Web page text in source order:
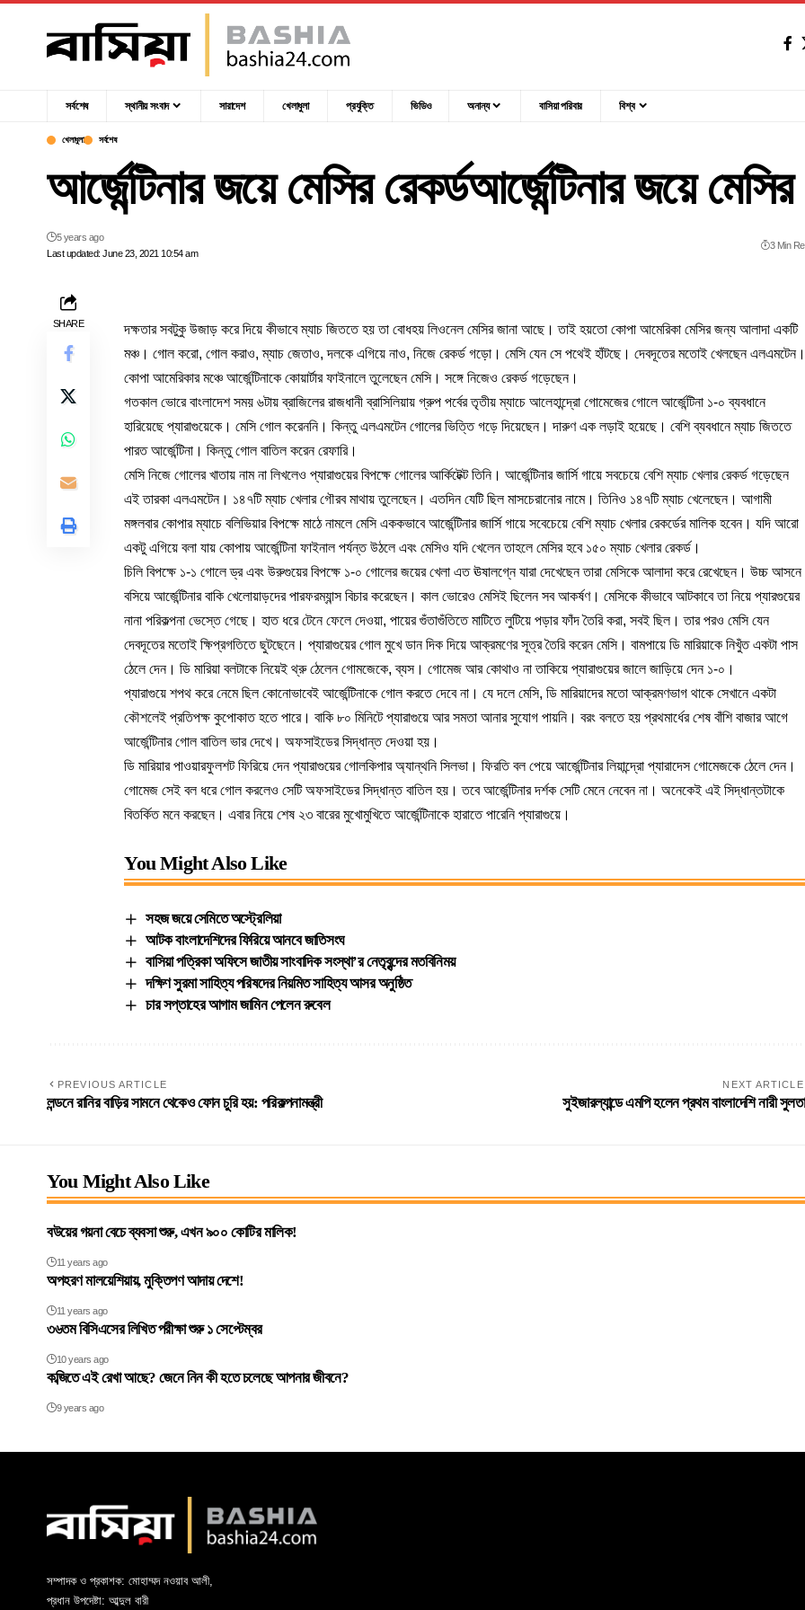
সর্বশেষ স্থানীয় সংবাদ সারাদেশ খেলাধুলা প্রযুক্তি ভিডিও অনান্য বাসিয়া পরিবার বিশ্ব
খেলাধুলা সর্বশেষ
আর্জেন্টিনার জয়ে মেসির রেকর্ডআর্জেন্টিনার জয়ে
Last updated: June 23, 2021 10:54 am
5 years ago
3 Min
SHARE
দক্ষতার সবটুকু উজাড় করে দিয়ে কীভাবে ম্যাচ জিততে হয় তা বোধহয় লিওনেল মেসির জানা আছে। তাই হয়তো কোপা আমেরিকা মেসির জন্য আলাদা একটি
মঞ্চ। গোল করো, গোল করাও, ম্যাচ জেতাও, দলকে এগিয়ে নাও, নিজে রেকর্ড গড়ো। মেসি যেন সে পথেই হাঁটছে। দেবদূতের মতোই খেলছেন
কোপা আমেরিকার মঞ্চে আর্জেন্টিনাকে কোয়ার্টার ফাইনালে তুলেছেন মেসি। সঙ্গে নিজেও রেকর্ড গড়েছেন।
গতকাল ভোরে বাংলাদেশ সময় ৬টায় ব্রাজিলের রাজধানী ব্রাসিলিয়ায় গ্রুপ পর্বের তৃতীয় ম্যাচে আলেহান্দ্রো গোমেজের গোলে আর্জেন্টিনা ১-০ ব্যবধানে
হারিয়েছে প্যারাগুয়েকে। মেসি গোল করেননি। কিন্তু এলএমটেন গোলের ভিত্তি গড়ে দিয়েছেন। দারুণ এক লড়াই হয়েছে। বেশি ব্যবধানে ম্যাচ জিততে
পারত আর্জেন্টিনা। কিন্তু গোল বাতিল করেন রেফারি।
মেসি নিজে গোলের খাতায় নাম না লিখলেও প্যারাগুয়ের বিপক্ষে গোলের আর্কিটেক্ট তিনি। আর্জেন্টিনার জার্সি গায়ে সবচেয়ে বেশি ম্যাচ খেলার রেকর্ড গড়েছেন
এই তারকা এলএমটেন। ১৪৭টি ম্যাচ খেলার গৌরব মাথায় তুলেছেন। এতদিন যেটি ছিল মাসচেরানোর নামে। তিনিও ১৪৭টি ম্যাচ খেলেছেন। আগামী
মঙ্গলবার কোপার ম্যাচে বলিভিয়ার বিপক্ষে মাঠে নামলে মেসি এককভাবে আর্জেন্টিনার জার্সি গায়ে সবেচেয়ে বেশি ম্যাচ খেলার রেকর্ডের মালিক হবেন। যদি আরো
একটু এগিয়ে বলা যায় কোপায় আর্জেন্টিনা ফাইনাল পর্যন্ত উঠলে এবং মেসিও যদি খেলেন তাহলে মেসির হবে ১৫০ ম্যাচ খেলার রেকর্ড।
চিলি বিপক্ষে ১-১ গোলে ড্র এবং উরুগুয়ের বিপক্ষে ১-০ গোলের জয়ের খেলা এত ঊষালগ্নে যারা দেখেছেন তারা মেসিকে আলাদা করে রেখেছেন। উচ্চ আসনে
বসিয়ে আর্জেন্টিনার বাকি খেলোয়াড়দের পারফরম্যান্স বিচার করেছেন। কাল ভোরেও মেসিই ছিলেন সব আকর্ষণ। মেসিকে কীভাবে আটকাবে তা নিয়ে প্যারগুয়ের
নানা পরিকল্পনা ভেস্তে গেছে। হাত ধরে টেনে ফেলে দেওয়া, পায়ের গুঁতাগুঁতিতে মাটিতে লুটিয়ে পড়ার ফাঁদ তৈরি করা, সবই ছিল। তার পরও মেসি যেন
দেবদূতের মতোই ক্ষিপ্রগতিতে ছুটছেনে। প্যারাগুয়ের গোল মুখে ডান দিক দিয়ে আক্রমণের সূত্র তৈরি করেন মেসি। বামপায়ে ডি মারিয়াকে নিখুঁত একটা পাস
ঠেলে দেন। ডি মারিয়া বলটাকে নিয়েই থ্রু ঠেলেন গোমজেকে, ব্যস। গোমেজ আর কোথাও না তাকিয়ে প্যারাগুয়ের জালে জাড়িয়ে দেন ১-০।
প্যারাগুয়ে শপথ করে নেমে ছিল কোনোভাবেই আর্জেন্টিনাকে গোল করতে দেবে না। যে দলে মেসি, ডি মারিয়াদের মতো আক্রমণভাগ থাকে সেখানে একটা
কৌশলেই প্রতিপক্ষ কুপোকাত হতে পারে। বাকি ৮০ মিনিটে প্যারাগুয়ে আর সমতা আনার সুযোগ পায়নি। বরং বলতে হয় প্রথমার্ধের শেষ বাঁশি বাজার আগে
আর্জেন্টিনার গোল বাতিল ভার দেখে। অফসাইডের সিদ্ধান্ত দেওয়া হয়।
ডি মারিয়ার পাওয়ারফুলশট ফিরিয়ে দেন প্যারাগুয়ের গোলকিপার অ্যান্থনি সিলভা। ফিরতি বল পেয়ে আর্জেন্টিনার লিয়ান্দ্রো প্যারাদেস গোমেজকে ঠেলে দেন।
গোমেজ সেই বল ধরে গোল করলেও সেটি অফসাইডের সিদ্ধান্ত বাতিল হয়। তবে আর্জেন্টিনার দর্শক সেটি মেনে নেবেন না। অনেকেই এই সিদ্ধান্তটাকে
বিতর্কিত মনে করছেন। এবার নিয়ে শেষ ২৩ বারের মুখোমুখিতে আর্জেন্টিনাকে হারাতে পারেনি প্যারাগুয়ে।
You Might Also Like
সহজ জয়ে সেমিতে অস্ট্রেলিয়া
আটক বাংলাদেশিদের ফিরিয়ে আনবে জাতিসংঘ
বাসিয়া পত্রিকা অফিসে জাতীয় সাংবাদিক সংস্থা’র নেতৃবৃন্দের মতবিনিময়
দক্ষিণ সুরমা সাহিত্য পরিষদের নিয়মিত সাহিত্য আসর অনুষ্ঠিত
চার সপ্তাহের আগাম জামিন পেলেন রুবেল
PREVIOUS ARTICLE
লন্ডনে রানির বাড়ির সামনে থেকেও ফোন চুরি হয়: পরিকল্পনামন্ত্রী
NEXT ARTICLE
সুইজারল্যান্ডে এমপি হলেন প্রথম বাংলাদেশি নারী
You Might Also Like
বউয়ের গয়না বেচে ব্যবসা শুরু, এখন ৯০০ কোটির মালিক!
11 years ago
অপহরণ মালয়েশিয়ায়, মুক্তিপণ আদায় দেশে!
11 years ago
৩৬তম বিসিএসের লিখিত পরীক্ষা শুরু ১ সেপ্টেম্বর
10 years ago
কব্জিতে এই রেখা আছে? জেনে নিন কী হতে চলেছে আপনার জীবনে?
9 years ago
সম্পাদক ও প্রকাশক: মোহাম্মদ নওয়াব আলী,
প্রধান উপদেষ্টা: আব্দুল বারী